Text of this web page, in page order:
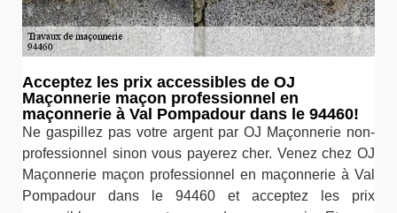
Acceptez les prix accessibles de OJ
Maçonnerie maçon professionnel en
maçonnerie à Val Pompadour dans le 94460!
Ne gaspillez pas votre argent par OJ Maçonnerie non-
professionnel sinon vous payerez cher. Venez chez OJ
Maçonnerie maçon professionnel en maçonnerie à Val
Pompadour dans le 94460 et acceptez les prix